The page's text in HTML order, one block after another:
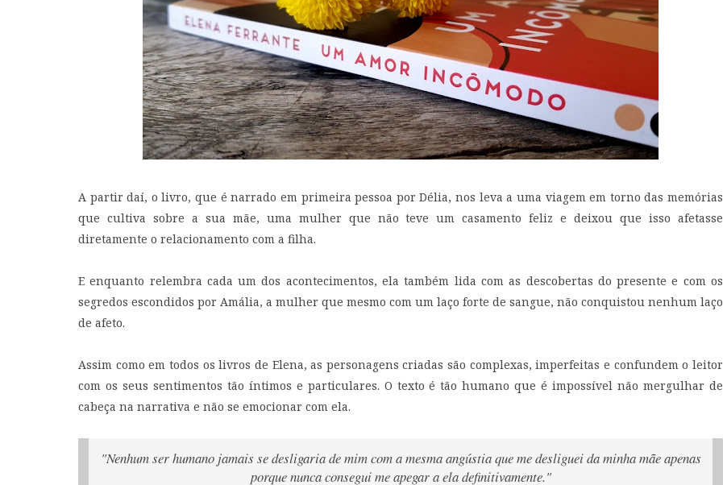
A partir daí, o livro, que é narrado em primeira pessoa por Délia, nos leva a uma viagem em torno das memórias
que cultiva sobre a sua mãe, uma mulher que não teve um casamento feliz e deixou que isso afetasse
diretamente o relacionamento com a filha.
E enquanto relembra cada um dos acontecimentos, ela também lida com as descobertas do presente e com os
segredos escondidos por Amália, a mulher que mesmo com um laço forte de sangue, não conquistou nenhum laço
de afeto.
Assim como em todos os livros de Elena, as personagens criadas são complexas, imperfeitas e confundem o leitor
com os seus sentimentos tão íntimos e particulares. O texto é tão humano que é impossível não mergulhar de
cabeça na narrativa e não se emocionar com ela.
"Nenhum ser humano jamais se desligaria de mim com a mesma angústia que me desliguei da minha mãe apenas
porque nunca consegui me apegar a ela definitivamente."